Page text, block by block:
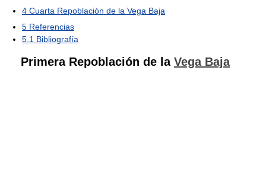
4 Cuarta Repoblación de la Vega Baja
5 Referencias
5.1 Bibliografía
Primera Repoblación de la Vega Baja